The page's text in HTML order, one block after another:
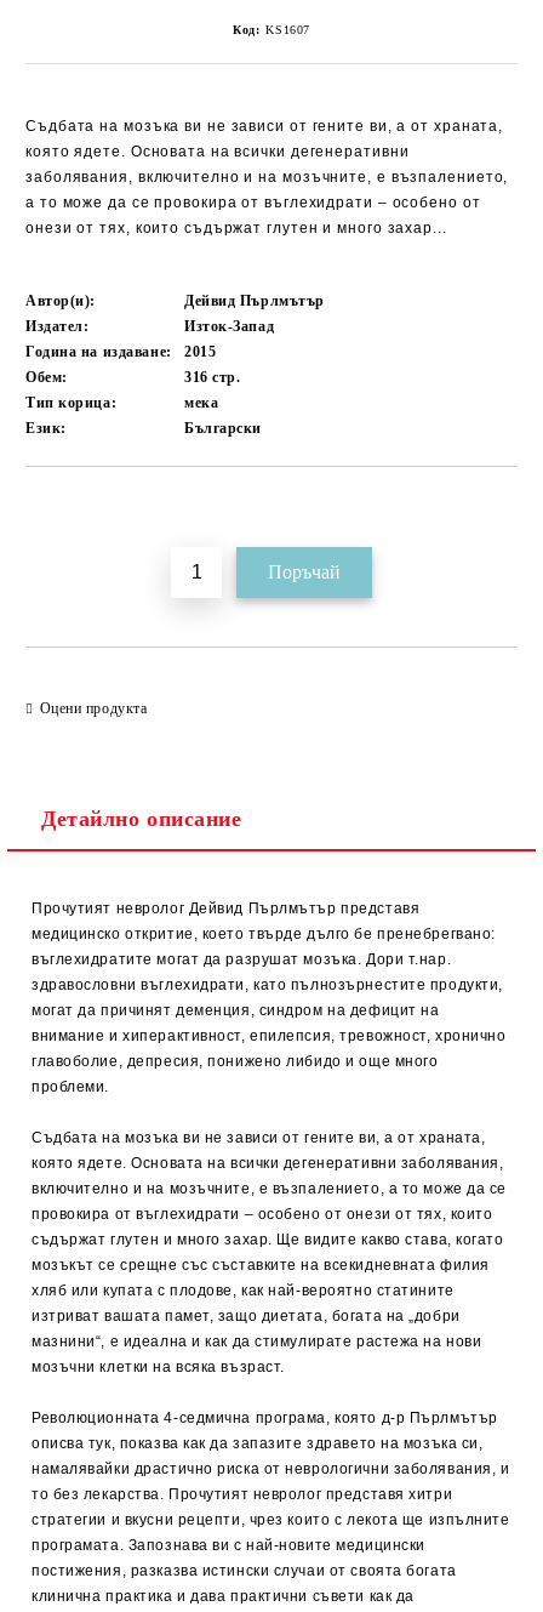
Код: KS1607
Съдбата на мозъка ви не зависи от гените ви, а от храната,
която ядете. Основата на всички дегенеративни
заболявания, включително и на мозъчните, е възпалението,
а то може да се провокира от въглехидрати – особено от
онези от тях, които съдържат глутен и много захар...
Автор(и):
Дейвид Пърлмътър
Издател:
Изток-Запад
Година на издаване:
2015
Обем:
316стр.
Тип корица:
мека
Език:
Български
Оцени продукта
Детайлно описание
Прочутият невролог Дейвид Пърлмътър представя
медицинско откритие, което твърде дълго бе пренебрегвано:
въглехидратите могат да разрушат мозъка. Дори т.нар.
здравословни въглехидрати, като пълнозърнестите продукти,
могат да причинят деменция, синдром на дефицит на
внимание и хиперактивност, епилепсия, тревожност, хронично
главоболие, депресия, понижено либидо и още много
проблеми.
Съдбата на мозъка ви не зависи от гените ви, а от храната,
която ядете. Основата на всички дегенеративни заболявания,
включително и на мозъчните, е възпалението, а то може да се
провокира от въглехидрати – особено от онези от тях, които
съдържат глутен и много захар. Ще видите какво става, когато
мозъкът се срещне със съставките на всекидневната филия
хляб или купата с плодове, как най-вероятно статините
изтриват вашата памет, защо диетата, богата на „добри
мазнини“, е идеална и как да стимулирате растежа на нови
мозъчни клетки на всяка възраст.
Революционната 4-седмична програма, която д-р Пърлмътър
описва тук, показва как да запазите здравето на мозъка си,
намалявайки драстично риска от неврологични заболявания, и
то без лекарства. Прочутият невролог представя хитри
стратегии и вкусни рецепти, чрез които с лекота ще изпълните
програмата. Запознава ви с най-новите медицински
постижения, разказва истински случаи от своята богата
клинична практика и дава практични съвети как да